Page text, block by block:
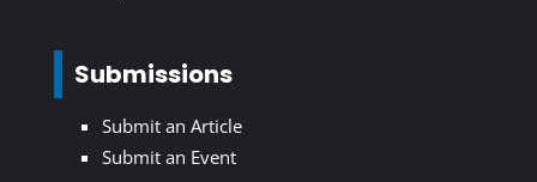
Submissions
Submit an Article
Submit an Event